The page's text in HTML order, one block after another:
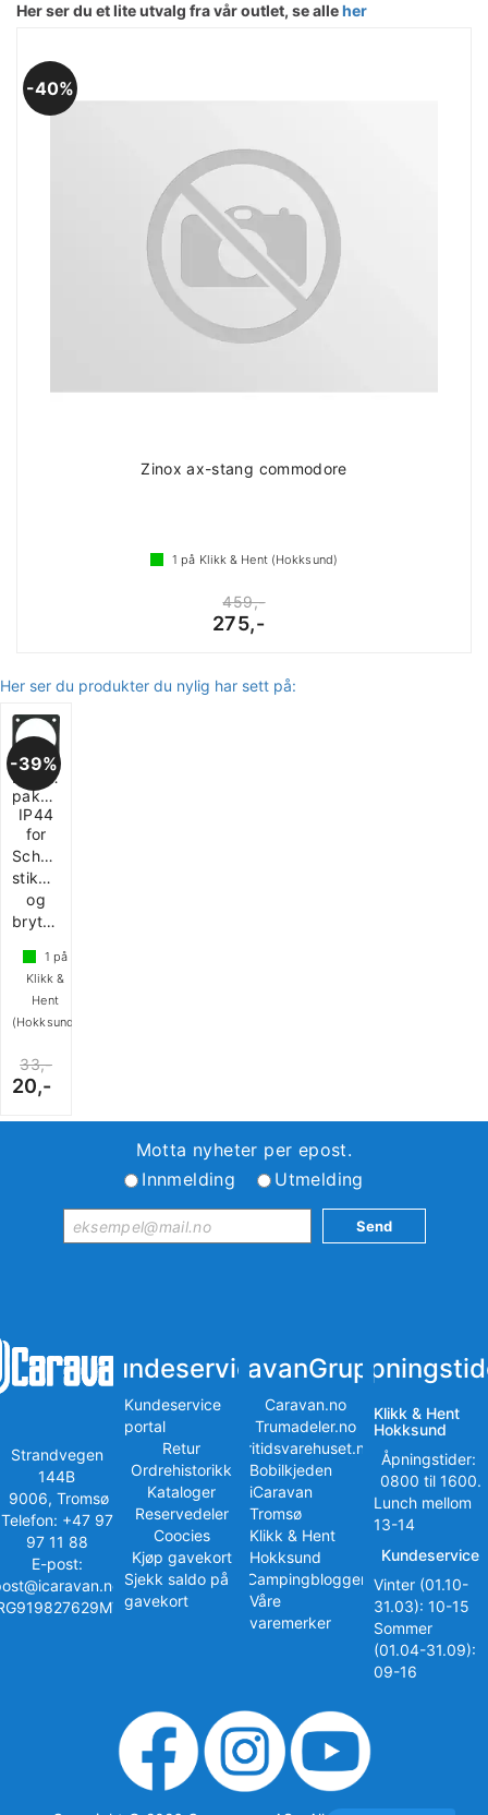
Her ser du et lite utvalg fra vår outlet, se alleher
40%
Zinox ax-stang commodore
1 på Klikk & Hent (Hokksund)
459,-
275,-
Her ser du produkter du nylig har sett på:
39%
Berker
pakning
IP44
for
Schuko
stikkontakter
og
brytere
1 på
Klikk &
Hent
(Hokksund)
33,-
20,-
Motta nyheter per epost.
Innmelding
Utmelding
Strandvegen
144B
9006, Tromsø
Telefon: +47 97
97 11 88
E-post:
Kundeservice
Kundeservice
portal
Retur
Ordrehistorikk
Kataloger
Reservedeler
Coocies
Kjøp gavekort
Sjekk saldo på
gavekort
iCaravanGruppen
Caravan.no
Trumadeler.no
Fritidsvarehuset.no
Bobilkjeden
iCaravan
Tromsø
Klikk & Hent
Hokksund
iCampingbloggen
Våre
varemerker
Klikk & Hent
Hokksund
Åpningstider:
0800 til 1600.
Lunch mellom
13-14
Kundeservice
Vinter (01.10-
31.03): 10-15
Sommer
(01.04-31.09):
09-16